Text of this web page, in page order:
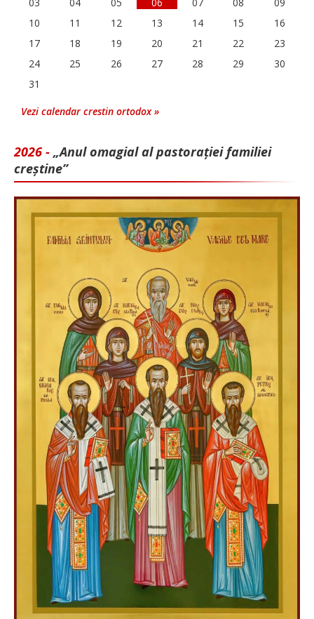
10
11 12 13 14 15
16
17
18 19 20 21 22
23
24
25 26 27 28 29
30
31
Vezi calendar crestin ortodox »
2026 - „Anul omagial al pastorației familiei
creștine”